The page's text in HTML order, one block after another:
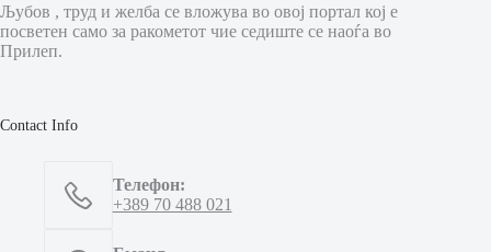
Љубов , труд и желба се вложува во овој портал кој е
посветен само за ракометот чие седиште се наоѓа во
Прилеп.
Contact Info
Телефон:
+389 70 488 021